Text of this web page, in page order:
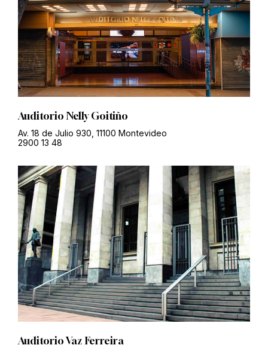
Auditorio Nelly Goitiño
Av. 18 de Julio 930, 11100 Montevideo
2900 13 48
Auditorio Vaz Ferreira